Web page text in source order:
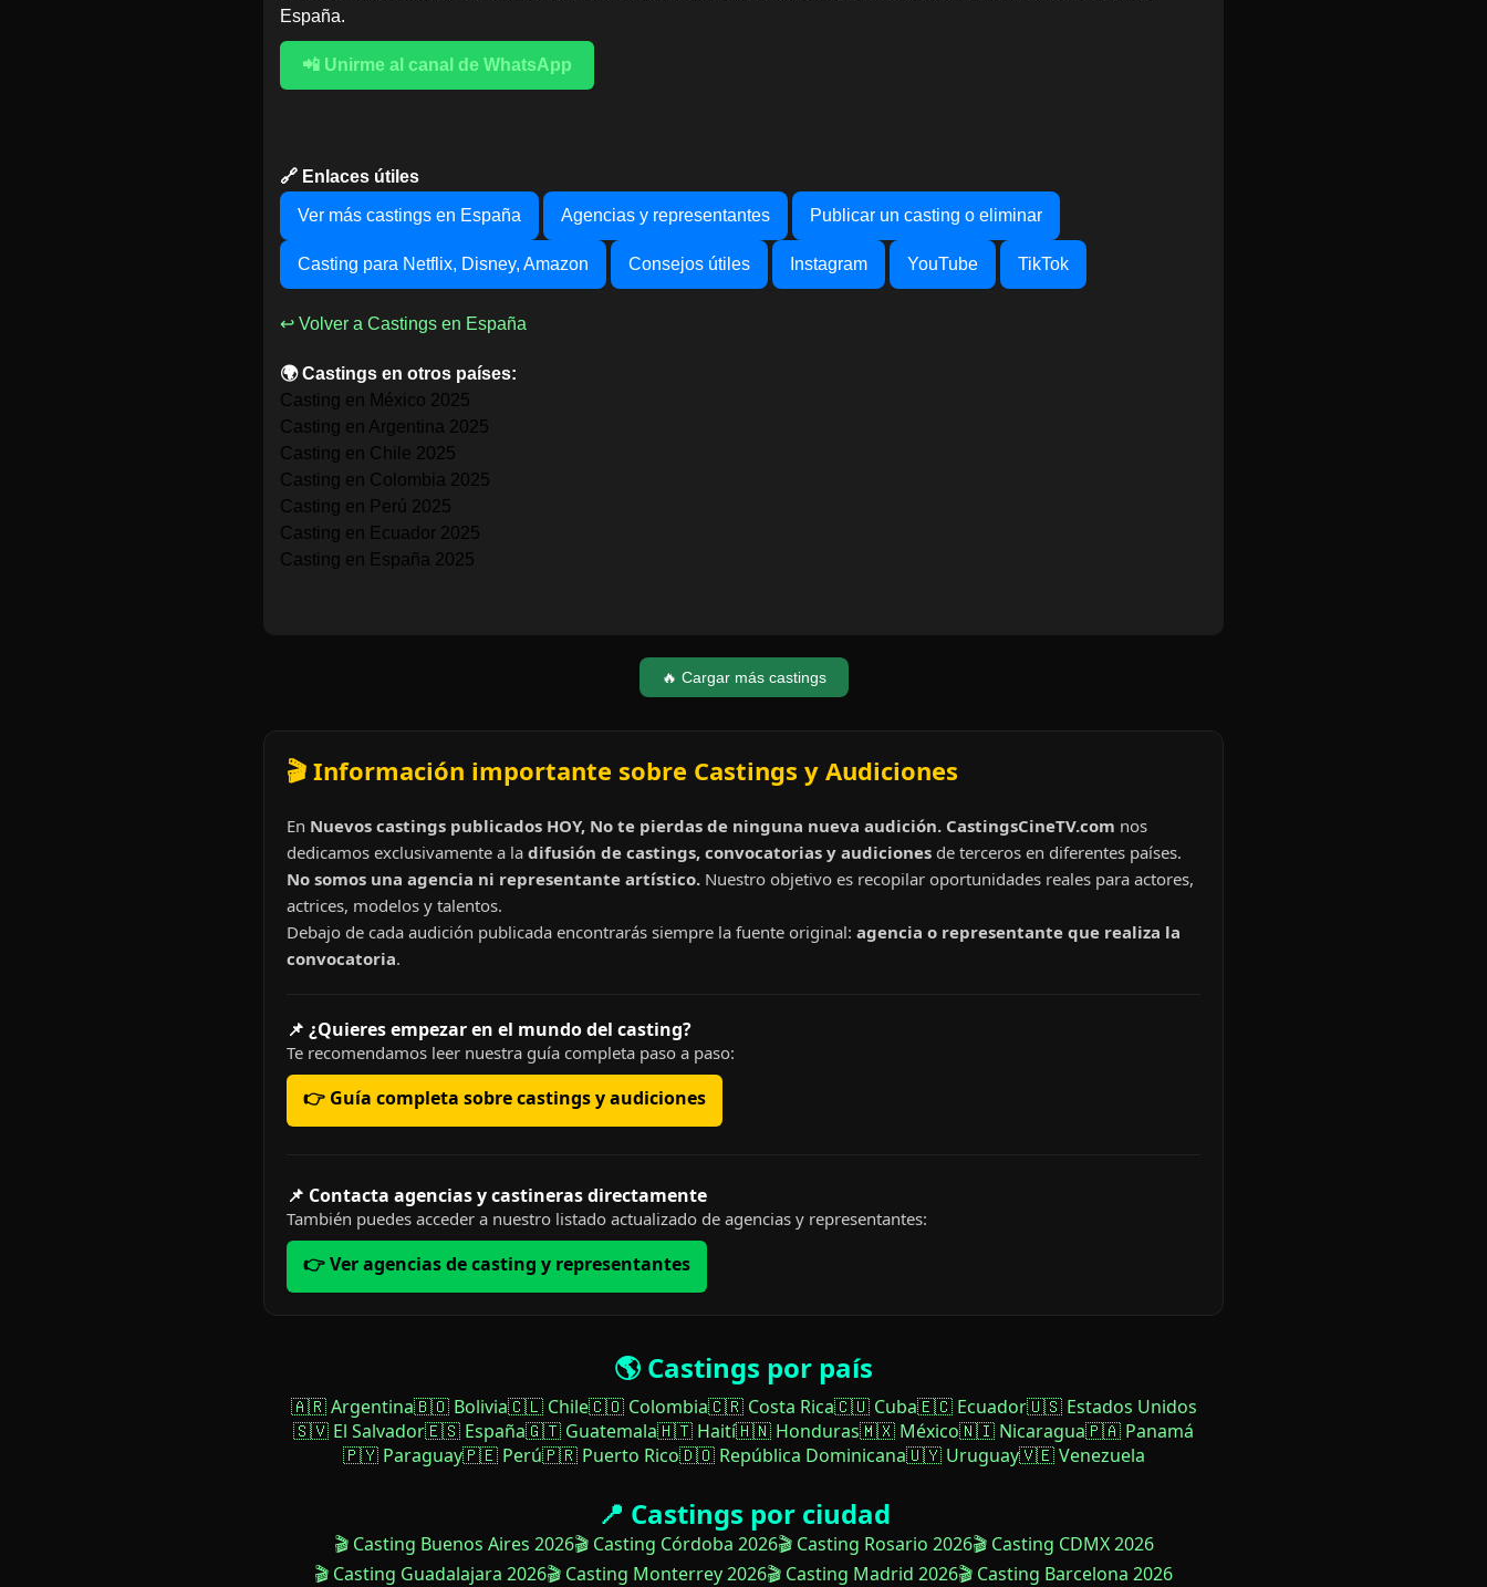
España.
📲 Unirme al canal de WhatsApp
🔗 Enlaces útiles
Ver más castings en España Agencias y representantes Publicar un casting o eliminar
Casting para Netflix, Disney, Amazon Consejos útiles Instagram YouTube TikTok
↩ Volver a Castings en España
🌍 Castings en otros países:
Casting en México 2025
Casting en Argentina 2025
Casting en Chile 2025
Casting en Colombia 2025
Casting en Perú 2025
Casting en Ecuador 2025
Casting en España 2025
🔥 Cargar más castings
🎬 Información importante sobre Castings y Audiciones
En Nuevos castings publicados HOY, No te pierdas de ninguna nueva audición. CastingsCineTV.com nos
dedicamos exclusivamente a la difusión de castings, convocatorias y audiciones de terceros en diferentes países.
No somos una agencia ni representante artístico. Nuestro objetivo es recopilar oportunidades reales para actores,
actrices, modelos y talentos.
Debajo de cada audición publicada encontrarás siempre la fuente original: agencia o representante que realiza la
convocatoria.
📌 ¿Quieres empezar en el mundo del casting?
Te recomendamos leer nuestra guía completa paso a paso:
👉 Guía completa sobre castings y audiciones
📌 Contacta agencias y castineras directamente
También puedes acceder a nuestro listado actualizado de agencias y representantes:
👉 Ver agencias de casting y representantes
🌎 Castings por país
🇦🇷 Argentina🇧🇴 Bolivia🇨🇱 Chile🇨🇴 Colombia🇨🇷 Costa Rica🇨🇺 Cuba🇪🇨 Ecuador🇺🇸 Estados Unidos
🇸🇻 El Salvador🇪🇸 España🇬🇹 Guatemala🇭🇹 Haití🇭🇳 Honduras🇲🇽 México🇳🇮 Nicaragua🇵🇦 Panamá
🇵🇾 Paraguay🇵🇪 Perú🇵🇷 Puerto Rico🇩🇴 República Dominicana🇺🇾 Uruguay🇻🇪 Venezuela
📍 Castings por ciudad
🎬 Casting Buenos Aires 2026🎬 Casting Córdoba 2026🎬 Casting Rosario 2026🎬 Casting CDMX 2026
🎬 Casting Guadalajara 2026🎬 Casting Monterrey 2026🎬 Casting Madrid 2026🎬 Casting Barcelona 2026